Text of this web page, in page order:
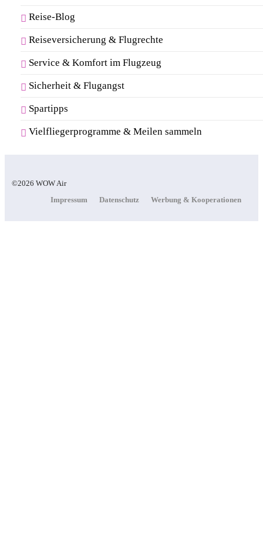
Reise-Blog
Reiseversicherung & Flugrechte
Service & Komfort im Flugzeug
Sicherheit & Flugangst
Spartipps
Vielfliegerprogramme & Meilen sammeln
©2026 WOW Air
Impressum
Datenschutz Werbung & Kooperationen